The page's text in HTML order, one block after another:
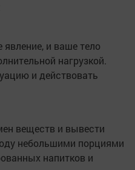
и ваше тело
нагрузкой.
и действовать
веществ и вывести
небольшими порциями
напитков и